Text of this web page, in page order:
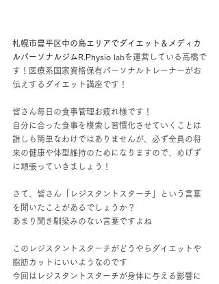
札幌市豊平区中の島エリアでダイエット ＆メディカ
ルパーソナルジムR.Physio labを運営している高橋で
す！医療系国家資格保有パーソナルトレーナーがお
伝えするダイエット講座です！
皆さん毎日の食事管理お疲れ様です！
自分に合った食事を模索し習慣化させていくことは
誰しも簡単なわけではありませんが、必ず全員の将
来の健康や体型維持のためになりますので、めげず
に頑張っていきましょう！
さて、皆さん「レジスタントスターチ」という言葉
を聞いたことがあるでしょうか？
あまり聞き馴染みのない言葉ですよね
このレジスタントスターチがどうやらダイエットや
脂肪カットにいいようなのです
今回はレジスタントスターチが身体に与える影響に